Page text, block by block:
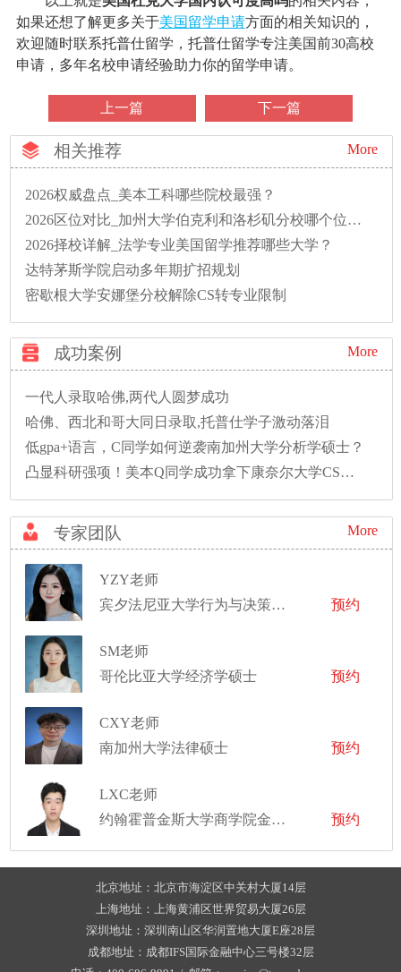
如果还想了解更多关于美国留学申请方面的相关知识的，
欢迎随时联系托普仕留学，托普仕留学专注美国前30高校
申请，多年名校申请经验助力你的留学申请。
上一篇 下一篇
相关推荐 More
2026权威盘点_美本工科哪些院校最强？
2026区位对比_加州大学伯克利和洛杉矶分校哪个位置好？
2026择校详解_法学专业美国留学推荐哪些大学？
达特茅斯学院启动多年期扩招规划
密歇根大学安娜堡分校解除CS转专业限制
成功案例 More
一代人录取哈佛,两代人圆梦成功
哈佛、西北和哥大同日录取,托普仕学子激动落泪
低gpa+语言，C同学如何逆袭南加州大学分析学硕士？
凸显科研强项！美本Q同学成功拿下康奈尔大学CS硕士录取！
专家团队 More
YZY老师
宾夕法尼亚大学行为与决策科学硕士
预约
SM老师
哥伦比亚大学经济学硕士
预约
CXY老师
南加州大学法律硕士
预约
LXC老师
约翰霍普金斯大学商学院金融学硕士
预约
北京地址：北京市海淀区中关村大厦14层
上海地址：上海黄浦区世界贸易大厦26层
深圳地址：深圳南山区华润置地大厦E座28层
成都地址：成都IFS国际金融中心三号楼32层